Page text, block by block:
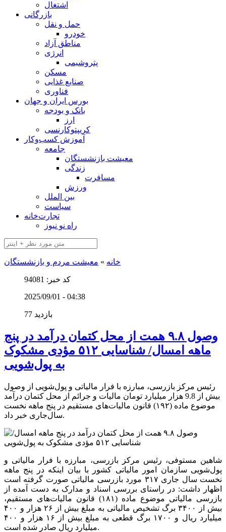
اشتغال
بازرگانی
حمل و نقل
خودرو
مناطق آزاد
انرژی
پتروشیمی
مسکن
صنایع غذایی
فناوری
بورس ایران و جهان
بانک و بودجه
ارز
کریپتوکارنسی
آموزش کسب‌وکار
جامعه
معیشت بازنشستگان
زندگی
مسافرت
ورزش
بین الملل
سیاست
تجارت‌خانه
راه نو نیوز
خانه » معیشت مردم و بازنشستگان
کد خبر: 94081
2025/09/01 - 04:38
77 بازدید
وصول ۹.۸ همت از محل کتمان درآمد در پنج
ماهه امسال‏/ شناسایی ۵۱۲ مؤدی مشکوک
به پول‌شویی
رئیس مرکز بازرسی، مبارزه با فرار مالیاتی و پول‌شویی از وصول
بیش از 9.8 هزار میلیارد تومان مالیات و جرائم از محل کتمان درآمد
موضوع ماده (۱۹۲) قانون مالیات‌های مستقیم در پنج ماهه نخست
سال‌جاری خبر داد.
شاهین مستوفی، رئیس مرکز بازرسی، مبارزه با فرار مالیاتی و
پول‌شویی سازمان امور مالیاتی کشور با بیان اینکه در پنج ماهه
نخست سال جاری ۳۱۷ مورد بازرسی مالیاتی صورت گرفته است
اظهار داشت: در راستای بررسی اسناد و مدارک به دست آمده از
بازرسی مالیاتی موضوع ماده (۱۸۱) قانون مالیات‌های مستقیم،
بیش از ۳۴۰۰ برگ تشخیص مالیاتی به مبلغ بیش از ۲۶ هزار و ۴۰۰
میلیارد ریال و ۱۷۰۰ برگ قطعی به مبلغ بیش از ۱۶ هزار و ۴۰۰
میلیارد ریال صادر شده است.